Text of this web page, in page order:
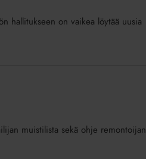
hallitukseen on vaikea löytää uusia
muistilista sekä ohje remontoijan